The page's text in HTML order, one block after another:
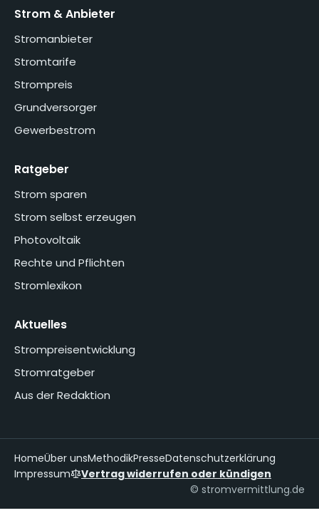
Strom & Anbieter
Stromanbieter
Stromtarife
Strompreis
Grundversorger
Gewerbestrom
Ratgeber
Strom sparen
Strom selbst erzeugen
Photovoltaik
Rechte und Pflichten
Stromlexikon
Aktuelles
Strompreisentwicklung
Stromratgeber
Aus der Redaktion
HomeÜber unsMethodikPresseDatenschutzerklärung
Impressum
Vertrag widerrufen oder kündigen
© stromvermittlung.de